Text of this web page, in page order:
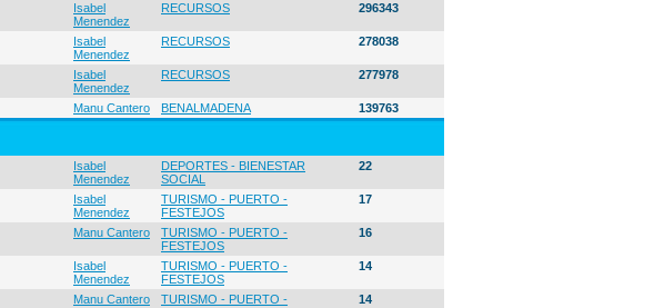
Isabel
Menendez
RECURSOS 296343
Isabel
Menendez
RECURSOS 278038
Isabel
Menendez
RECURSOS 277978
Manu Cantero BENALMADENA 139763
Isabel
Menendez
DEPORTES - BIENESTAR
SOCIAL
22
Isabel
Menendez
TURISMO - PUERTO -
FESTEJOS
17
Manu Cantero
TURISMO - PUERTO -
FESTEJOS
16
Isabel
Menendez
TURISMO - PUERTO -
FESTEJOS
14
Manu Cantero
TURISMO - PUERTO -
14